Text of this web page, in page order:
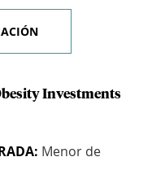
Investments
Menor de